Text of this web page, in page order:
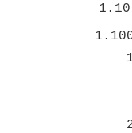
1.10